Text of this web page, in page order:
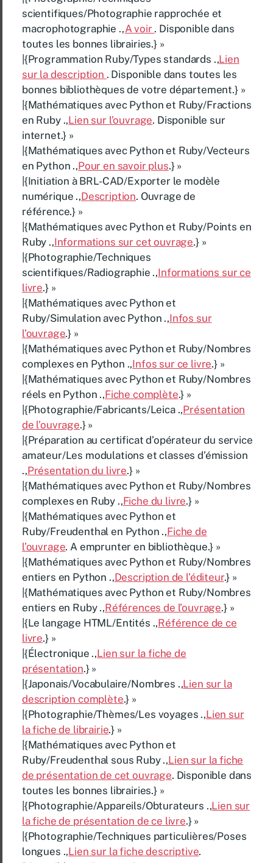
scientifiques/Photographie rapprochée et
macrophotographie .,A voir . Disponible dans
toutes les bonnes librairies.} »
|{Programmation Ruby/Types standards .,Lien
sur la description . Disponible dans toutes les
bonnes bibliothèques de votre département.} »
|{Mathématiques avec Python et Ruby/Fractions
en Ruby .,Lien sur l’ouvrage. Disponible sur
internet.} »
|{Mathématiques avec Python et Ruby/Vecteurs
en Python .,Pour en savoir plus.} »
|{Initiation à BRL-CAD/Exporter le modèle
numérique .,Description. Ouvrage de
référence.} »
|{Mathématiques avec Python et Ruby/Points en
Ruby .,Informations sur cet ouvrage.} »
|{Photographie/Techniques
scientifiques/Radiographie .,Informations sur ce
livre.} »
|{Mathématiques avec Python et
Ruby/Simulation avec Python .,Infos sur
l’ouvrage.} »
|{Mathématiques avec Python et Ruby/Nombres
complexes en Python .,Infos sur ce livre.} »
|{Mathématiques avec Python et Ruby/Nombres
réels en Python .,Fiche complète.} »
|{Photographie/Fabricants/Leica .,Présentation
de l’ouvrage.} »
|{Préparation au certificat d’opérateur du service
amateur/Les modulations et classes d’émission
.,Présentation du livre.} »
|{Mathématiques avec Python et Ruby/Nombres
complexes en Ruby .,Fiche du livre.} »
|{Mathématiques avec Python et
Ruby/Freudenthal en Python .,Fiche de
l’ouvrage. A emprunter en bibliothèque.} »
|{Mathématiques avec Python et Ruby/Nombres
entiers en Python .,Description de l’éditeur.} »
|{Mathématiques avec Python et Ruby/Nombres
entiers en Ruby .,Références de l’ouvrage.} »
|{Le langage HTML/Entités .,Référence de ce
livre.} »
|{Électronique .,Lien sur la fiche de
présentation.} »
|{Japonais/Vocabulaire/Nombres .,Lien sur la
description complète.} »
|{Photographie/Thèmes/Les voyages .,Lien sur
la fiche de librairie.} »
|{Mathématiques avec Python et
Ruby/Freudenthal sous Ruby .,Lien sur la fiche
de présentation de cet ouvrage. Disponible dans
toutes les bonnes librairies.} »
|{Photographie/Appareils/Obturateurs .,Lien sur
la fiche de présentation de ce livre.} »
|{Photographie/Techniques particulières/Poses
longues .,Lien sur la fiche descriptive.